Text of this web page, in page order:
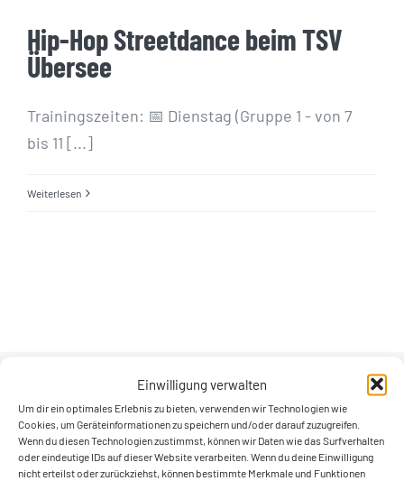
Einwilligung verwalten
Um dir ein optimales Erlebnis zu bieten, verwenden wir Technologien wie
Cookies, um Geräteinformationen zu speichern und/oder darauf zuzugreifen.
Wenn du diesen Technologien zustimmst, können wir Daten wie das Surfverhalten
oder eindeutige IDs auf dieser Website verarbeiten. Wenn du deine Einwilligung
nicht erteilst oder zurückziehst, können bestimmte Merkmale und Funktionen
Hip-Hop Streetdance beim TSV
Übersee
Trainingszeiten: 📅 Dienstag (Gruppe 1 - von 7
bis 11 [...]
Weiterlesen
UNSER SPORTPLATZ